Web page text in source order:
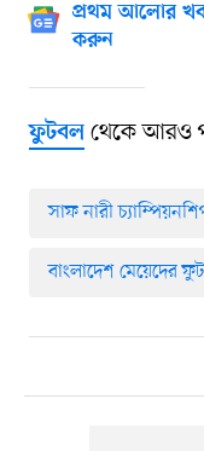
প্রথম আলোর
করুন
ফুটবলথেকে আরও
সাফ নারী
বাংলাদেশ মেয়েদের